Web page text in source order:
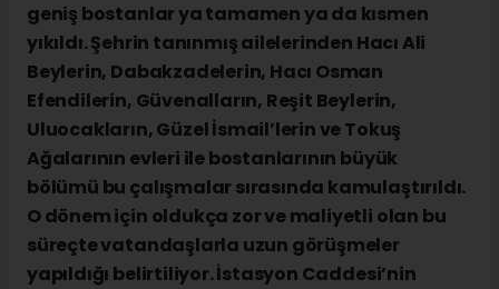
geniş bostanlar ya tamamen ya da kısmen
yıkıldı. Şehrin tanınmış ailelerinden Hacı Ali
Beylerin, Dabakzadelerin, Hacı Osman
Efendilerin, Güvenalların, Reşit Beylerin,
Uluocakların, Güzel İsmail’lerin ve Tokuş
Ağalarının evleri ile bostanlarının büyük
bölümü bu çalışmalar sırasında kamulaştırıldı.
O dönem için oldukça zor ve maliyetli olan bu
süreçte vatandaşlarla uzun görüşmeler
yapıldığı belirtiliyor. İstasyon Caddesi’nin